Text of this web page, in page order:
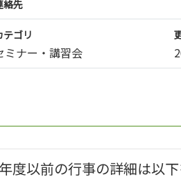
絡先
テゴリ
ミナー・講習会
度以前の行事の詳細は以下